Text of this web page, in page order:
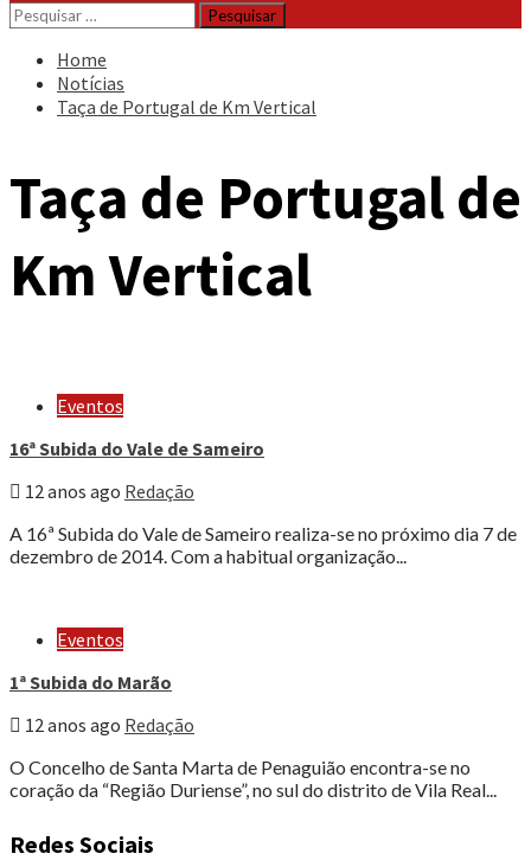
Pesquisar
por:
Home
Notícias
Taça de Portugal de Km Vertical
Taça de Portugal de
Km Vertical
Eventos
16ª Subida do Vale de Sameiro
12 anos ago Redação
A 16ª Subida do Vale de Sameiro realiza-se no próximo dia 7 de
dezembro de 2014. Com a habitual organização...
Eventos
1ª Subida do Marão
12 anos ago Redação
O Concelho de Santa Marta de Penaguião encontra-se no
coração da “Região Duriense”, no sul do distrito de Vila Real...
Redes Sociais